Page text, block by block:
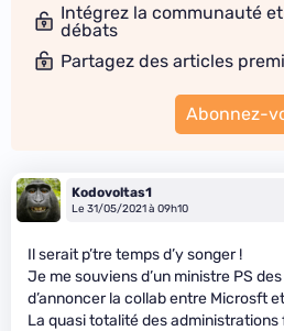
Intégrez la communauté
débats
Partagez des articles
Abonnez-
Kodovoltas1
Le 31/05/2021 à 09h10
Il serait p’tre temps d’y songer !
Je me souviens d’un ministre PS
d’annoncer la collab entre Microsft
La quasi totalité des